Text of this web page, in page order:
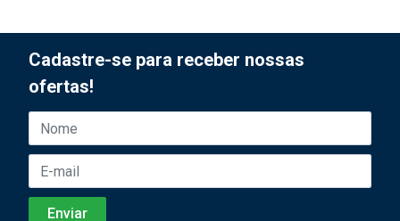
Cadastre-se para receber nossas
ofertas!